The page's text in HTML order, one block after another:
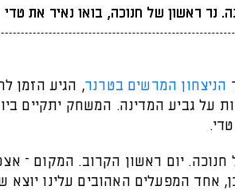
נר ראשון של חנוכה, בואו נאיר את טדי
הניצחון המרשים בטרנר, הגיע הזמן
יום ראשון הקרוב. המקום –
אחד המפעלים האהובים עלינו יוצא